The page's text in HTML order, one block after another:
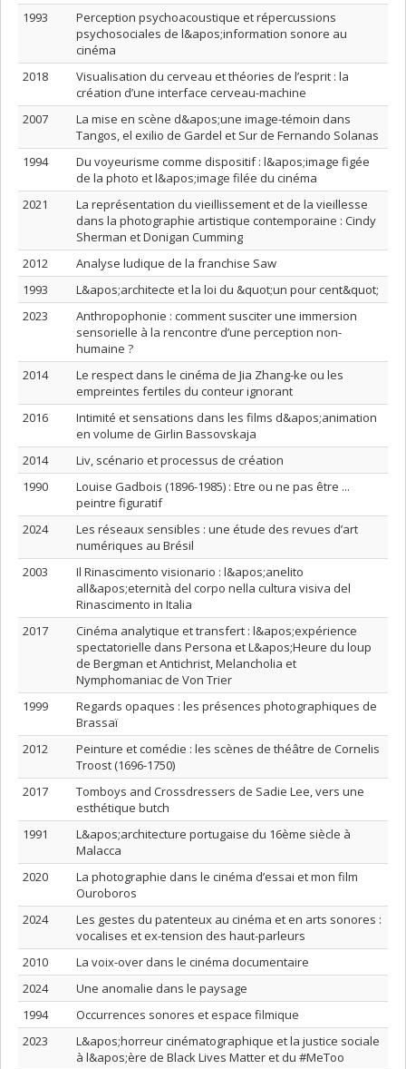
1993
Perception psychoacoustique et répercussions
psychosociales de l&apos;information sonore au
cinéma
2018
Visualisation du cerveau et théories de l’esprit : la
création d’une interface cerveau-machine
2007
La mise en scène d&apos;une image-témoin dans
Tangos, el exilio de Gardel et Sur de Fernando Solanas
1994
Du voyeurisme comme dispositif : l&apos;image figée
de la photo et l&apos;image filée du cinéma
2021
La représentation du vieillissement et de la vieillesse
dans la photographie artistique contemporaine : Cindy
Sherman et Donigan Cumming
2012
Analyse ludique de la franchise Saw
1993
L&apos;architecte et la loi du &quot;un pour cent&quot;
2023
Anthropophonie : comment susciter une immersion
sensorielle à la rencontre d’une perception non-
humaine ?
2014
Le respect dans le cinéma de Jia Zhang-ke ou les
empreintes fertiles du conteur ignorant
2016
Intimité et sensations dans les films d&apos;animation
en volume de Girlin Bassovskaja
2014
Liv, scénario et processus de création
1990
Louise Gadbois (1896-1985) : Etre ou ne pas être ...
peintre figuratif
2024
Les réseaux sensibles : une étude des revues d’art
numériques au Brésil
2003
Il Rinascimento visionario : l&apos;anelito
all&apos;eternità del corpo nella cultura visiva del
Rinascimento in Italia
2017
Cinéma analytique et transfert : l&apos;expérience
spectatorielle dans Persona et L&apos;Heure du loup
de Bergman et Antichrist, Melancholia et
Nymphomaniac de Von Trier
1999
Regards opaques : les présences photographiques de
Brassaï
2012
Peinture et comédie : les scènes de théâtre de Cornelis
Troost (1696-1750)
2017
Tomboys and Crossdressers de Sadie Lee, vers une
esthétique butch
1991
L&apos;architecture portugaise du 16ème siècle à
Malacca
2020
La photographie dans le cinéma d’essai et mon film
Ouroboros
2024
Les gestes du patenteux au cinéma et en arts sonores :
vocalises et ex-tension des haut-parleurs
2010
La voix-over dans le cinéma documentaire
2024
Une anomalie dans le paysage
1994
Occurrences sonores et espace filmique
2023
L&apos;horreur cinématographique et la justice sociale
à l&apos;ère de Black Lives Matter et du #MeToo